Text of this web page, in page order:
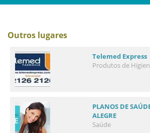
Outros lugares
Telemed Express
Produtos de
PLANOS DE
ALEGRE
Saúde